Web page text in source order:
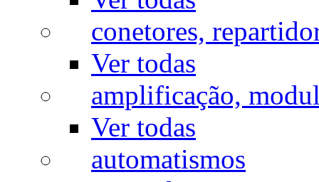
conetores,
Ver todas
amplificação,
Ver todas
automatismos